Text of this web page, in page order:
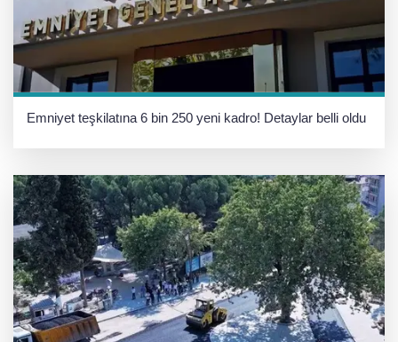
Emniyet teşkilatına 6 bin 250 yeni kadro! Detaylar belli oldu